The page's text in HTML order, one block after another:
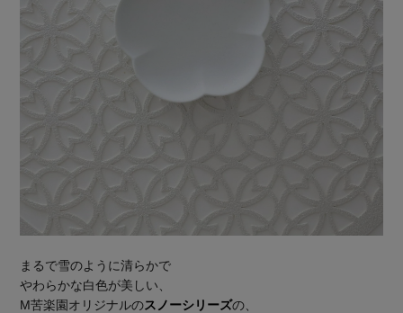
まるで雪のように清らかで
やわらかな白色が美しい、
M苦楽園オリジナルのスノーシリーズの、